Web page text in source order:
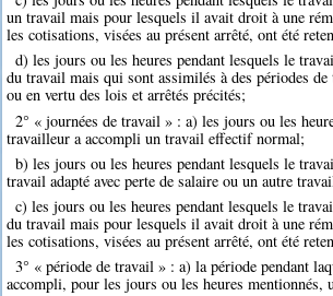
un travail mais pour lesquels il avait droit à une
les cotisations, visées au présent arrêté, ont été
d) les jours ou les heures pendant lesquels le
du travail mais qui sont assimilés à des périodes
ou en vertu des lois et arrêtés précités;
2° « journées de travail » : a) les jours ou les
travailleur a accompli un travail effectif normal;
b) les jours ou les heures pendant lesquels le
travail adapté avec perte de salaire ou un autre
c) les jours ou les heures pendant lesquels le
du travail mais pour lesquels il avait droit à une
les cotisations, visées au présent arrêté, ont été
3° « période de travail » : a) la période pendant
accompli, pour les jours ou les heures